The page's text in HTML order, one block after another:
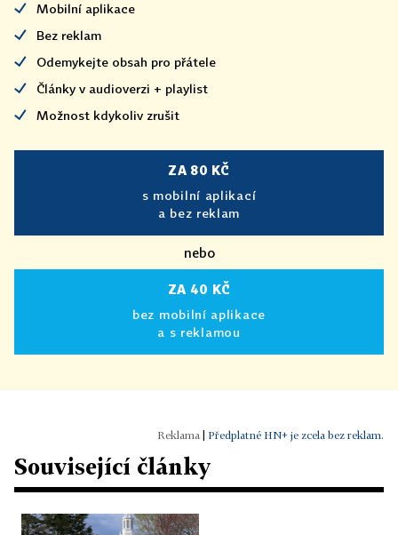
Mobilní aplikace
Bez reklam
Odemykejte obsah pro přátele
Články v audioverzi + playlist
Možnost kdykoliv zrušit
ZA 80 KČ
s mobilní aplikací
a bez reklam
nebo
ZA 40 KČ
bez mobilní aplikace
a s reklamou
Předplatné HN+ je zcela bez reklam.
Související články